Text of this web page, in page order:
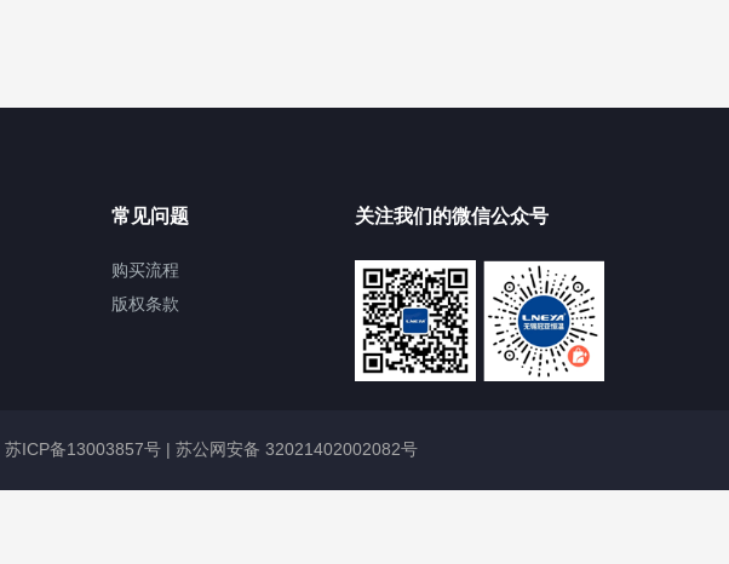
常见问题
购买流程
版权条款
关注我们的微信公众号
苏ICP备13003857号| 苏公网安备 32021402002082号